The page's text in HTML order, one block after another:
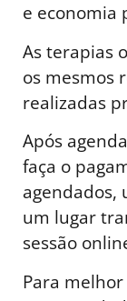
e economia
As terapias
os mesmos
realizadas
Após
faça o
agendados,
um lugar
sessão
Para